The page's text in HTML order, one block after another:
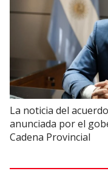
La noticia del
anunciada por el
Cadena Provincial